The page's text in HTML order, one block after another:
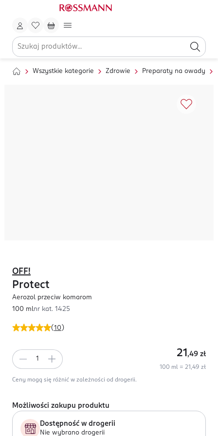
Wszystkie kategorie Zdrowie Preparaty na owady
(10 )
OFF!
Protect
Aerozol przeciw komarom
100 mlnr kat. 1425
21 ,49 zł
100 ml = 21,49 zł
Ceny mogą się różnić w zależności od drogerii.
Możliwości zakupu produktu
Dostępność w drogerii
Nie wybrano drogerii